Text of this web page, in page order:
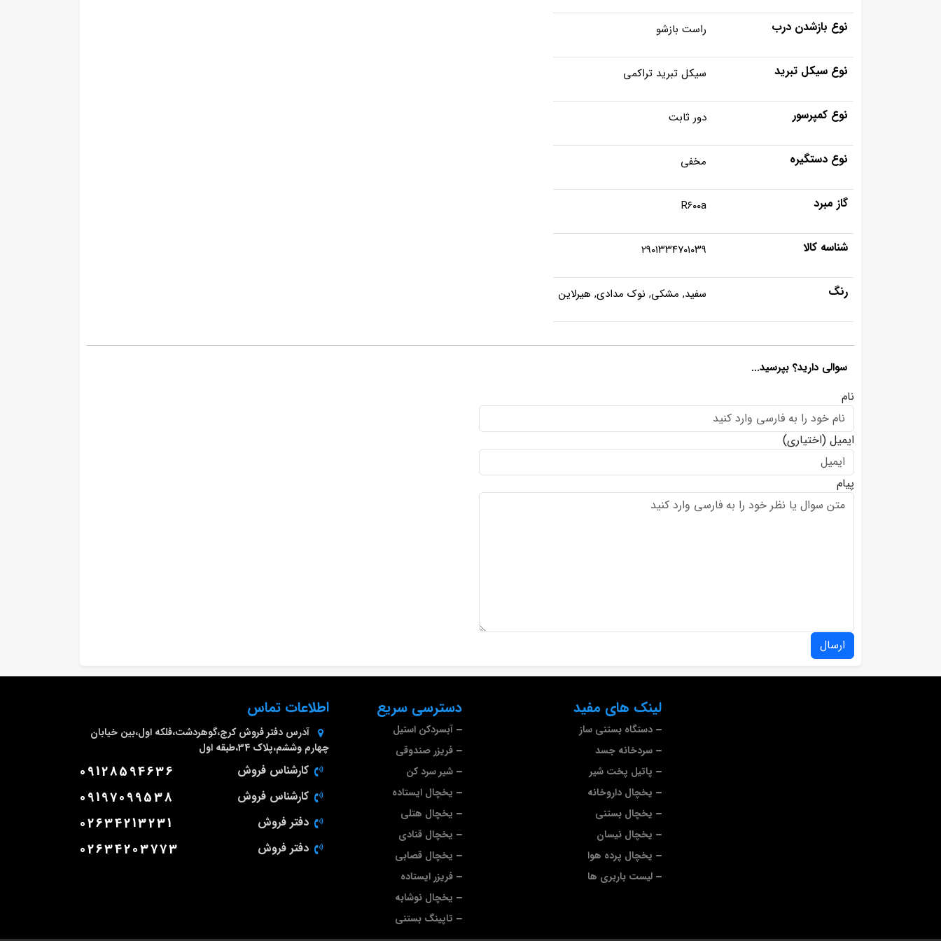
نوع بازشدن درب راست بازشو
نوع سیکل تبرید سیکل تبرید تراکمی
نوع کمپرسور دور ثابت
نوع دستگیره مخفی
گاز مبرد R۶۰۰a
شناسه کالا ۲۹۰۱۳۳۴۷۰۱۰۳۹
رنگ سفید, مشکی, نوک مدادی, هیرلاین
سوالی دارید؟ بپرسید...
نام
ایمیل (اختیاری)
پیام
ارسال
لینک های مفید
دستگاه بستنی ساز
سردخانه جسد
پاتیل پخت شیر
یخچال داروخانه
یخچال بستنی
یخچال نیسان
یخچال پرده هوا
لیست باربری ها
دسترسی سریع
آبسردکن استیل
فریزر صندوقی
شیر سرد کن
یخچال ایستاده
یخچال هتلی
یخچال قنادی
یخچال قصابی
فریزر ایستاده
یخچال نوشابه
تاپینگ بستنی
اطلاعات تماس
آدرس دفتر فروش کرج،گوهردشت،فلکه اول،بین خیابان
چهارم وششم،پلاک 34،طبقه اول
کارشناس فروش 09128594636
کارشناس فروش 09197099538
دفتر فروش 02634213231
دفتر فروش 02634203773